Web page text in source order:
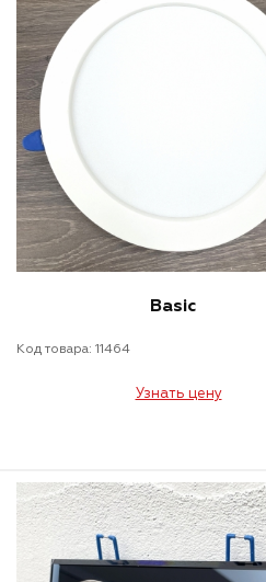
Basic
Код товара: 11464
Узнать цену